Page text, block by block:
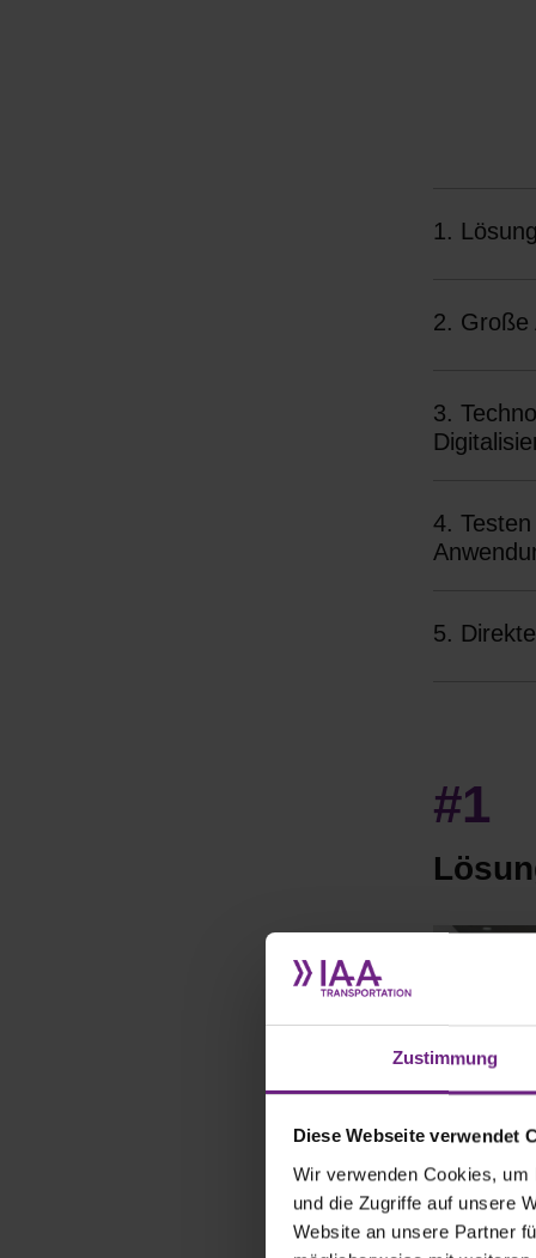
Zustimmung
Diese Webseite verwendet
Wir verwenden Cookies,
und die Zugriffe auf unsere
Website an unsere Partner
1.
2. Große
3. Technologien, die wirklich funktionieren – von Antrieb bis
4.
5.
#1